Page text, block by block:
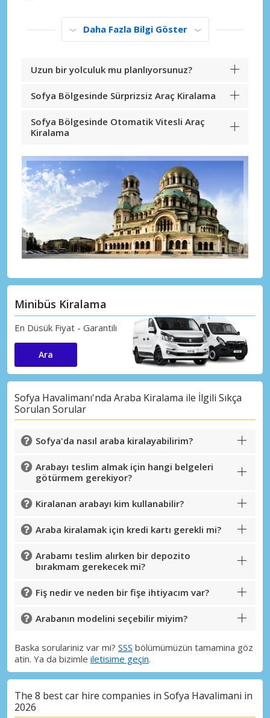
Daha Fazla Bilgi Göster
Uzun bir yolculuk mu planlıyorsunuz?
Sofya Bölgesinde Sürprizsiz Araç Kiralama
Sofya Bölgesinde Otomatik Vitesli Araç
Kiralama
Minibüs Kiralama
En Düsük Fiyat - Garantili
Ara
Sofya Havalimanı'nda Araba Kiralama ile İlgili Sıkça
Sorulan Sorular
Sofya'da nasıl araba kiralayabilirim?
Arabayı teslim almak için hangi belgeleri
götürmem gerekiyor?
Kiralanan arabayı kim kullanabilir?
Araba kiralamak için kredi kartı gerekli mi?
Arabamı teslim alırken bir depozito
bırakmam gerekecek mi?
Fiş nedir ve neden bir fişe ihtiyacım var?
Arabanın modelini seçebilir miyim?
Baska sorulariniz var mi? SSS bölümümüzün tamamina göz
atin. Ya da bizimle iletisime geçin.
The 8 best car hire companies in Sofya Havalimani in
2026